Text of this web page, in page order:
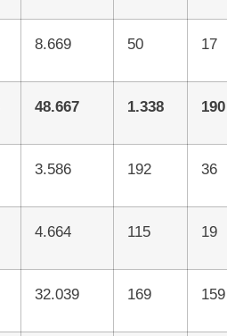
8.669 50 17
48.667 1.338 190
3.586 192 36
4.664 115 19
32.039 169 159